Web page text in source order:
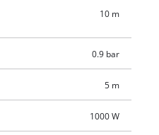
10 m
0.9 bar
5 m
1000 W